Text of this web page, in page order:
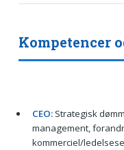
Kompetencer
CEO:Strategisk
management,
kommerciel/